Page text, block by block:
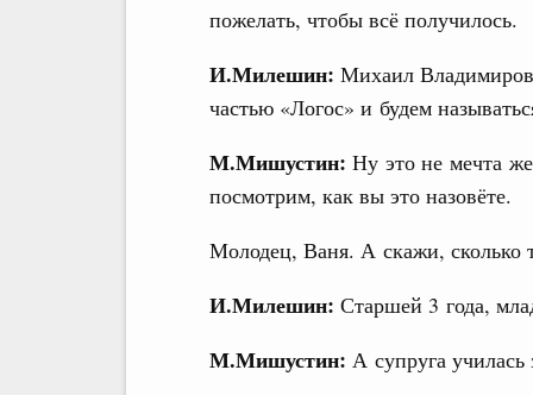
пожелать, чтобы всё получилось.
И.Милешин: Михаил
частью «Логос» и будем
М.Мишустин: Ну это не мечта
посмотрим, как вы это назовёте.
Молодец, Ваня. А скажи, сколько
И.Милешин: Старшей 3 года,
М.Мишустин: А супруга училась